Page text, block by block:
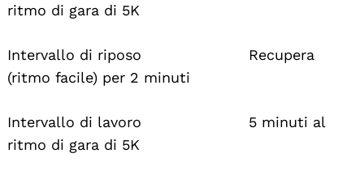
ritmo di gara di 5K
Intervallo di riposo Recupera
(ritmo facile) per 2 minuti
Intervallo di lavoro 5 minuti al
ritmo di gara di 5K